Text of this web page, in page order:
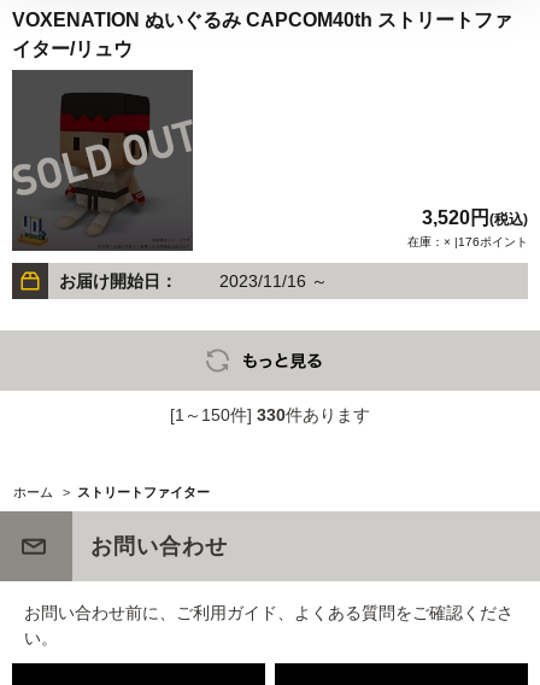
VOXENATION ぬいぐるみ CAPCOM40th ストリートファ
イター/リュウ
3,520円 (税込)
在庫：× |176ポイント
お届け開始日： 2023/11/16 ～
[1～150件] 330件あります
ホーム > ストリートファイター
お問い合わせ
お問い合わせ前に、ご利用ガイド、よくある質問をご確認くださ
い。